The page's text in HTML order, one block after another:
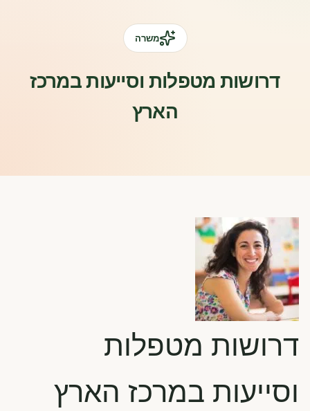
משרה
דרושות מטפלות וסייעות במרכז
הארץ
דרושות מטפלות
וסייעות במרכז הארץ